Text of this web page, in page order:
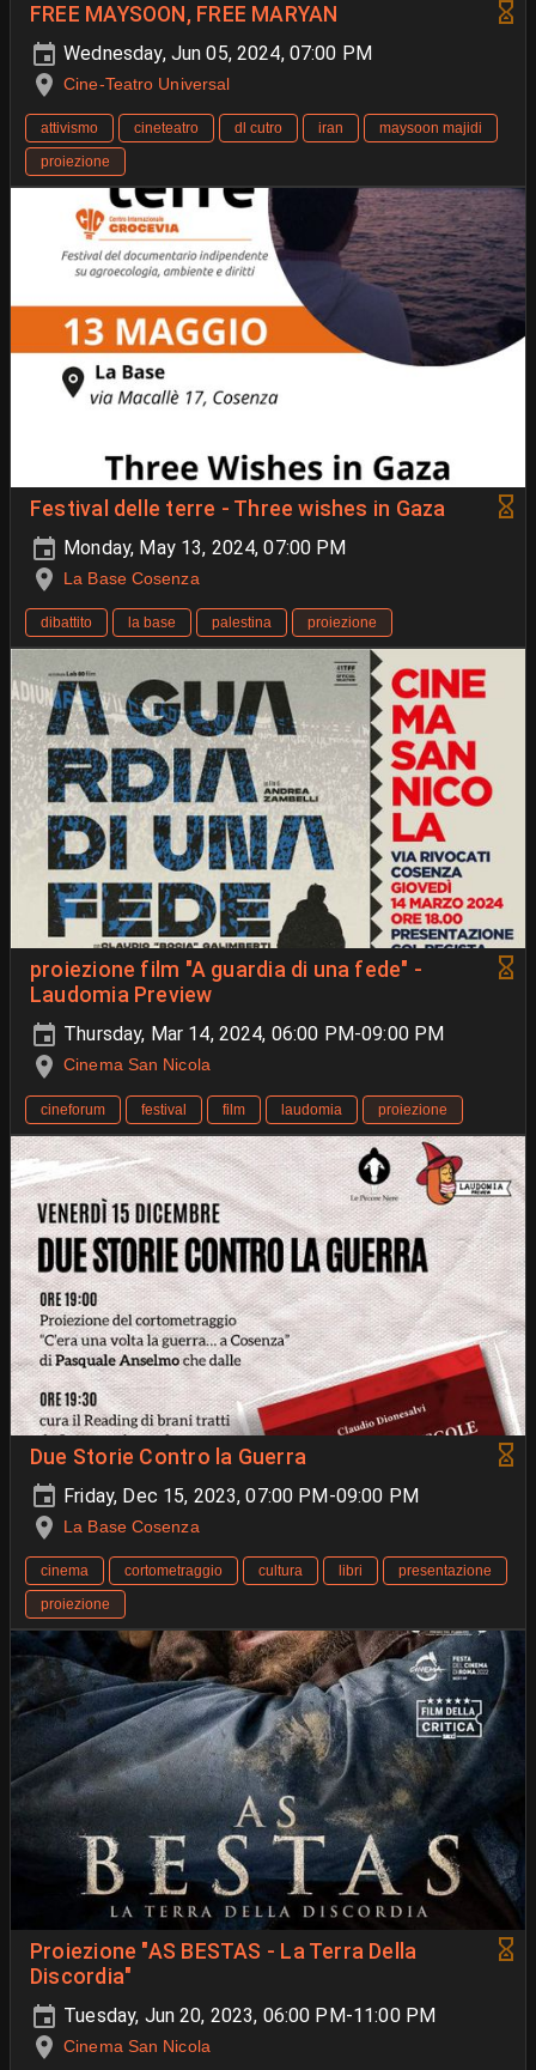
FREE MAYSOON, FREE MARYAN
Wednesday, Jun 05, 2024, 07:00 PM
Cine-Teatro Universal
attivismo cineteatro dl cutro iran
maysoon majidi
proiezione
Festival delle terre - Three wishes in Gaza
Monday, May 13, 2024, 07:00 PM
La Base Cosenza
dibattito la base palestina proiezione
proiezione film "A guardia di una fede" -
Laudomia Preview
Thursday, Mar 14, 2024, 06:00 PM-09:00 PM
Cinema San Nicola
cineforum festival film laudomia proiezione
Due Storie Contro la Guerra
Friday, Dec 15, 2023, 07:00 PM-09:00 PM
La Base Cosenza
cinema cortometraggio cultura libri
presentazione
proiezione
Proiezione "AS BESTAS - La Terra Della
Discordia"
Tuesday, Jun 20, 2023, 06:00 PM-11:00 PM
Cinema San Nicola